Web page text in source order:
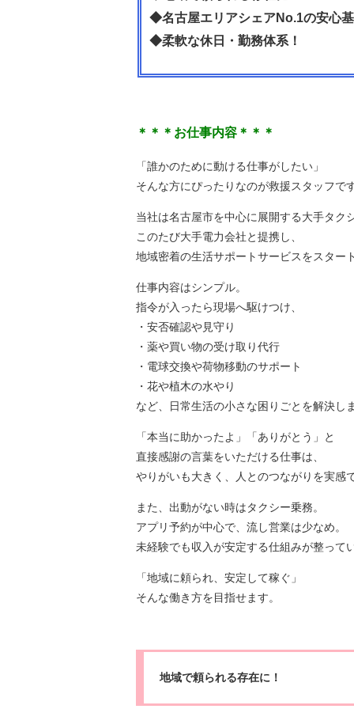
◆名古屋エリアシェアNo.1の安心基
◆柔軟な休日・勤務体系！
＊＊＊お仕事内容＊＊＊
「誰かのために動ける仕事がしたい」
そんな方にぴったりなのが救援スタッフです
当社は名古屋市を中心に展開する大手タク
このたび大手電力会社と提携し、
地域密着の生活サポートサービスをスター
仕事内容はシンプル。
指令が入ったら現場へ駆けつけ、
・安否確認や見守り
・薬や買い物の受け取り代行
・電球交換や荷物移動のサポート
・花や植木の水やり
など、日常生活の小さな困りごとを解決しま
「本当に助かったよ」「ありがとう」と
直接感謝の言葉をいただける仕事は、
やりがいも大きく、人とのつながりを実感
また、出動がない時はタクシー乗務。
アプリ予約が中心で、流し営業は少なめ。
未経験でも収入が安定する仕組みが整って
「地域に頼られ、安定して稼ぐ」
そんな働き方を目指せます。
地域で頼られる存在に！